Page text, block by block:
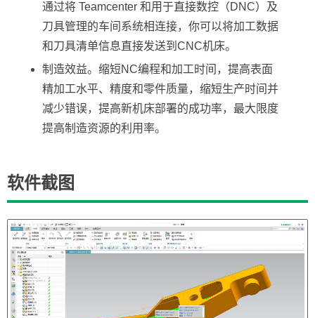
通过将 Teamcenter 和用于直接数控（DNC）及
刀具管理的车间系统相连接，你可以将加工数据
和刀具清单信息直接发送到CNC机床。
制造效益。缩短NC编程和加工时间，提高表面
精加工水平、精度和零件质量，缩短生产时间并
减少错误，提高新机床部署的成功率，最大限度
提高制造资源的利用率。
软件截图